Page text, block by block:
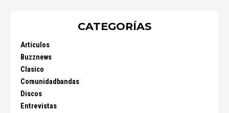
CATEGORÍAS
Articulos
Buzznews
Clasico
Comunidadbandas
Discos
Entrevistas